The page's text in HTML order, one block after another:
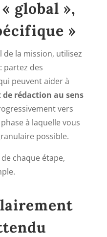
global »,
»
la mission, utilisez
partez des
peuvent aider à
rédaction au sens
vers
à laquelle vous
possible.
chaque étape,